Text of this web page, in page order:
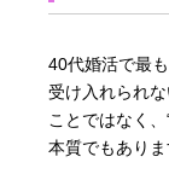
40代婚活で最
受け入れられ
ことではなく
本質でもありま